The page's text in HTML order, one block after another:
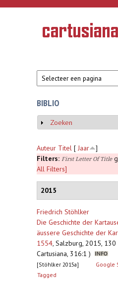
Overslaan en naar de inhoud gaan
Geschiedenis
van de
BIBLIO
Weergeven
Zoeken
Auteur Titel [ Jaar
]
Filters: First Letter Of Title
All Filters]
2015
Friedrich Stöhlker
Die Geschichte der
äussere Geschichte der
1554, Salzburg, 2015, 130
Cartusiana, 316:1 )
[Stöhlker 2015a] Google
Tagged